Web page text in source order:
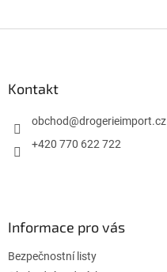
Kontakt
obchod@drogerieimport.cz
+420 770 622 722
Informace pro vás
Bezpečnostní listy